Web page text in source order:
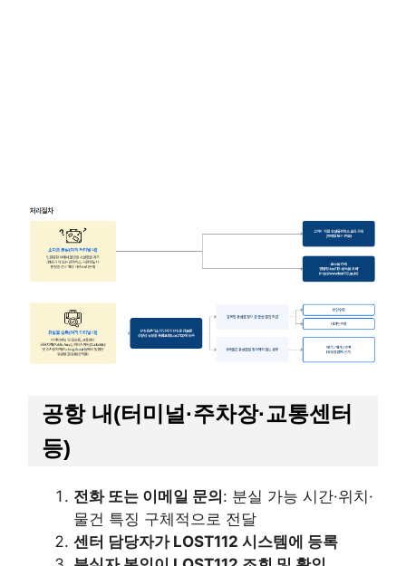
공항 내(터미널·주차장·교통센터
등)
전화 또는 이메일 문의: 분실 가능 시간·위치·
물건 특징 구체적으로 전달
센터 담당자가 LOST112 시스템에 등록